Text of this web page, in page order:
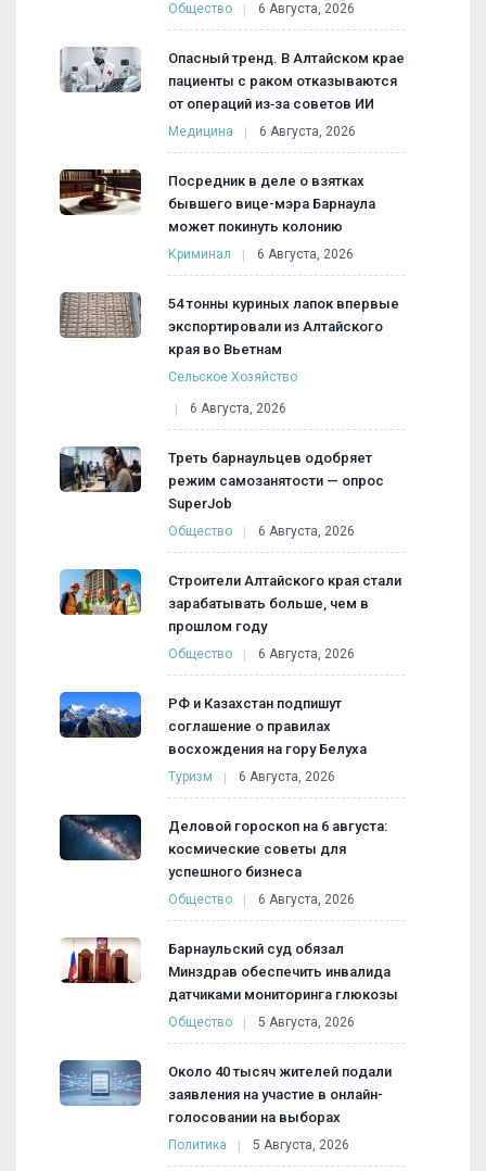
Общество 6 Августа, 2026
Опасный тренд. В Алтайском крае
пациенты с раком отказываются
от операций из‑за советов ИИ
Медицина 6 Августа, 2026
Посредник в деле о взятках
бывшего вице-мэра Барнаула
может покинуть колонию
Криминал 6 Августа, 2026
54 тонны куриных лапок впервые
экспортировали из Алтайского
края во Вьетнам
Сельское Хозяйство
6 Августа, 2026
Треть барнаульцев одобряет
режим самозанятости — опрос
SuperJob
Общество 6 Августа, 2026
Строители Алтайского края стали
зарабатывать больше, чем в
прошлом году
Общество 6 Августа, 2026
РФ и Казахстан подпишут
соглашение о правилах
восхождения на гору Белуха
Туризм 6 Августа, 2026
Деловой гороскоп на 6 августа:
космические советы для
успешного бизнеса
Общество 6 Августа, 2026
Барнаульский суд обязал
Минздрав обеспечить инвалида
датчиками мониторинга глюкозы
Общество 5 Августа, 2026
Около 40 тысяч жителей подали
заявления на участие в онлайн-
голосовании на выборах
Политика 5 Августа, 2026